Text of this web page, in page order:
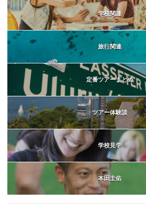
学校関連
旅行関連
定番ツアーまとめ
ツアー体験談
学校見学
本田圭佑